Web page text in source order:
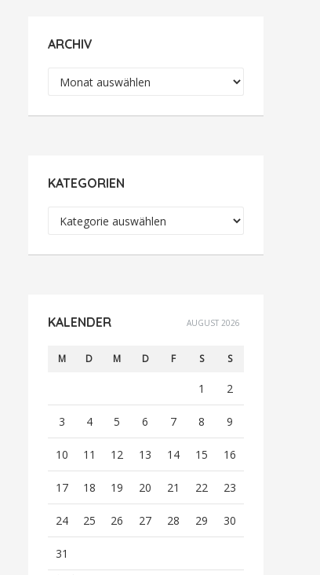
ARCHIV
Archiv
KATEGORIEN
KALENDER AUGUST 2026
M D M D F S S
1 2
3 4 5 6 7 8 9
10 11 12 13 14 15 16
17 18 19 20 21 22 23
24 25 26 27 28 29 30
31